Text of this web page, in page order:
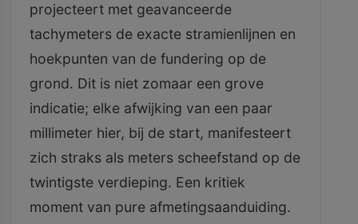
projecteert met geavanceerde
tachymeters de exacte stramienlijnen en
hoekpunten van de fundering op de
grond. Dit is niet zomaar een grove
indicatie; elke afwijking van een paar
millimeter hier, bij de start, manifesteert
zich straks als meters scheefstand op de
twintigste verdieping. Een kritiek
moment van pure afmetingsaanduiding.